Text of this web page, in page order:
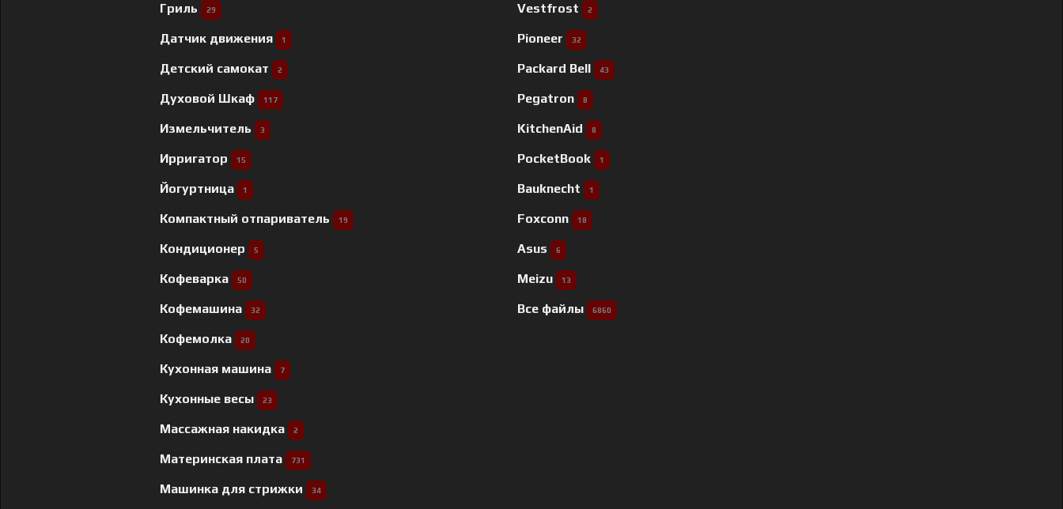
Гриль 29
Датчик движения 1
Детский самокат 2
Духовой Шкаф 117
Измельчитель 3
Ирригатор 15
Йогуртница 1
Компактный отпариватель 19
Кондиционер 5
Кофеварка 50
Кофемашина 32
Кофемолка 20
Кухонная машина 7
Кухонные весы 23
Массажная накидка 2
Материнская плата 731
Машинка для стрижки 34
Vestfrost 2
Pioneer 32
Packard Bell 43
Pegatron 8
KitchenAid 8
PocketBook 1
Bauknecht 1
Foxconn 18
Asus 6
Meizu 13
Все файлы 6860